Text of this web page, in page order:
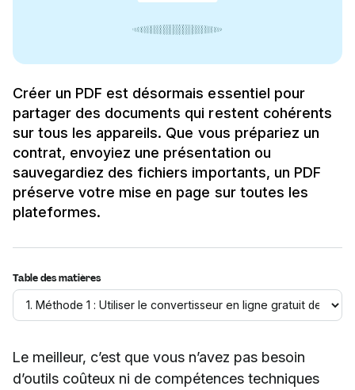
Créer un PDF est désormais essentiel pour
partager des documents qui restent cohérents
sur tous les appareils. Que vous prépariez un
contrat, envoyiez une présentation ou
sauvegardiez des fichiers importants, un PDF
préserve votre mise en page sur toutes les
plateformes.
Table des matières
Le meilleur, c’est que vous n’avez pas besoin
d’outils coûteux ni de compétences techniques